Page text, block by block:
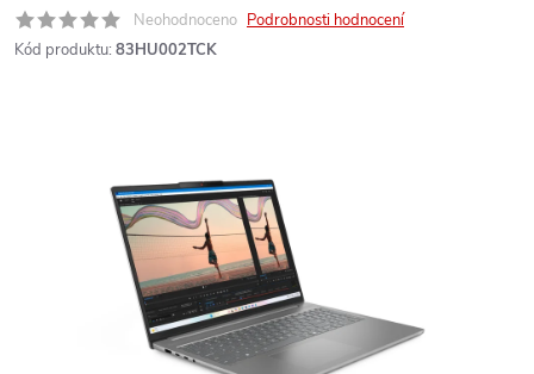
Neohodnoceno Podrobnosti hodnocení
Kód produktu: 83HU002TCK